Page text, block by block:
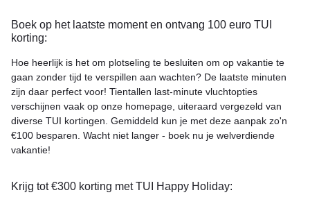
Boek op het laatste moment en ontvang 100 euro TUI
korting:
Hoe heerlijk is het om plotseling te besluiten om op vakantie te
gaan zonder tijd te verspillen aan wachten? De laatste minuten
zijn daar perfect voor! Tientallen last-minute vluchtopties
verschijnen vaak op onze homepage, uiteraard vergezeld van
diverse TUI kortingen. Gemiddeld kun je met deze aanpak zo'n
€100 besparen. Wacht niet langer - boek nu je welverdiende
vakantie!
Krijg tot €300 korting met TUI Happy Holiday: